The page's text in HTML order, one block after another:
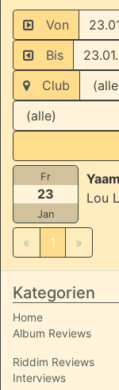
Von
Bis
Club
Fr
23
Jan
Yaam
Lou
« 1 »
Kategorien
Home
Album Reviews
Riddim Reviews
Interviews